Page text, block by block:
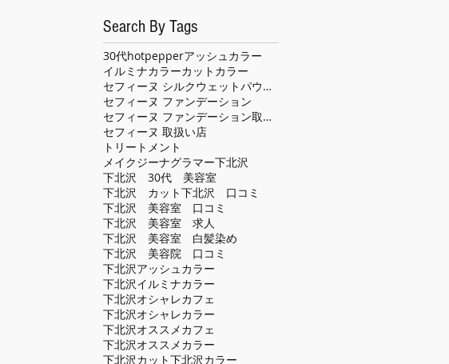
Search By Tags
30代hotpepperアッシュカラー
イルミナカラーカット カラー
セフィーヌ シルクウェットパウダー
セフィーヌ ファンデーション
セフィーヌ ファンデーション取扱い店
セフィーヌ 取扱い店
トリートメント
メイクジーナグラマー下北沢
下北沢 30代 美容室
下北沢 カット下北沢 口コミ
下北沢 美容室 口コミ
下北沢 美容室 求人
下北沢 美容室 白髪染め
下北沢 美容院 口コミ
下北沢アッシュカラー
下北沢イルミナカラー
下北沢オシャレカフェ
下北沢オシャレカラー
下北沢オススメカフェ
下北沢オススメカラー
下北沢カット下北沢カラー